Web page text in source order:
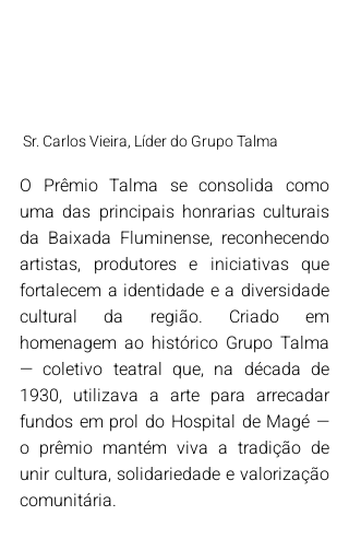
Sr. Carlos Vieira, Líder do Grupo Talma
O Prêmio Talma se consolida como
uma das principais honrarias culturais
da Baixada Fluminense, reconhecendo
artistas, produtores e iniciativas que
fortalecem a identidade e a diversidade
cultural da região. Criado em
homenagem ao histórico Grupo Talma
— coletivo teatral que, na década de
1930, utilizava a arte para arrecadar
fundos em prol do Hospital de Magé —
o prêmio mantém viva a tradição de
unir cultura, solidariedade e valorização
comunitária.